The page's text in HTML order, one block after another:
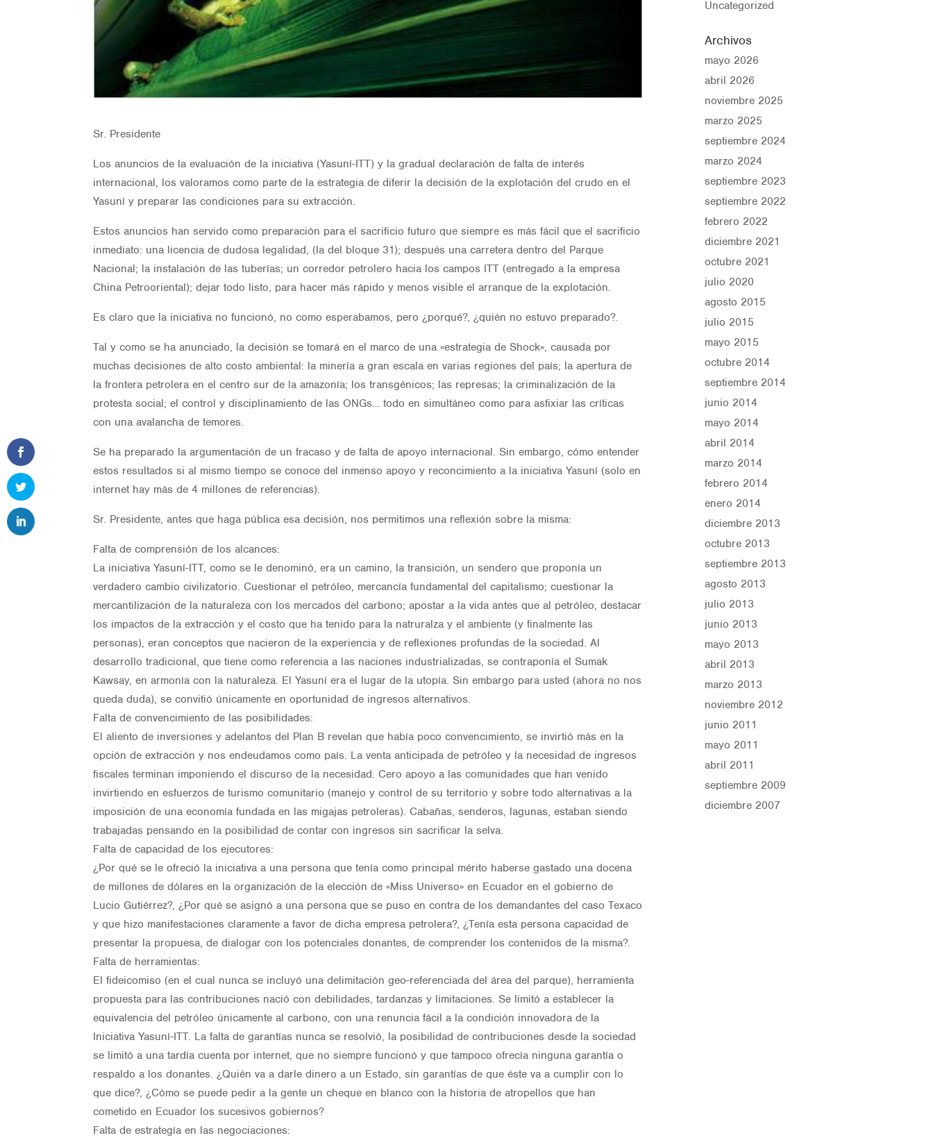
Sr. Presidente
Los anuncios de la evaluación de la iniciativa (Yasuní-ITT) y la gradual declaración de falta de interés
internacional, los valoramos como parte de la estrategia de diferir la decisión de la explotación del crudo en el
Yasuní y preparar las condiciones para su extracción.
Estos anuncios han servido como preparación para el sacrificio futuro que siempre es más fácil que el sacrificio
inmediato: una licencia de dudosa legalidad, (la del bloque 31); después una carretera dentro del Parque
Nacional; la instalación de las tuberías; un corredor petrolero hacia los campos ITT (entregado a la empresa
China Petrooriental); dejar todo listo, para hacer más rápido y menos visible el arranque de la explotación.
Es claro que la iniciativa no funcionó, no como esperabamos, pero ¿porqué?, ¿quién no estuvo preparado?.
Tal y como se ha anunciado, la decisión se tomará en el marco de una «estrategia de Shock», causada por
muchas decisiones de alto costo ambiental: la minería a gran escala en varias regiones del país; la apertura de
la frontera petrolera en el centro sur de la amazonía; los transgénicos; las represas; la criminalización de la
protesta social; el control y disciplinamiento de las ONGs… todo en simultáneo como para asfixiar las críticas
con una avalancha de temores.
Se ha preparado la argumentación de un fracaso y de falta de apoyo internacional. Sin embargo, cómo entender
estos resultados si al mismo tiempo se conoce del inmenso apoyo y reconcimiento a la iniciativa Yasuní (solo en
internet hay más de 4 millones de referencias).
Sr. Presidente, antes que haga pública esa decisión, nos permitimos una reflexión sobre la misma:
Falta de comprensión de los alcances:
La iniciativa Yasuní-ITT, como se le denominó, era un camino, la transición, un sendero que proponía un
verdadero cambio civilizatorio. Cuestionar el petróleo, mercancía fundamental del capitalismo; cuestionar la
mercantilización de la naturaleza con los mercados del carbono; apostar a la vida antes que al petróleo, destacar
los impactos de la extracción y el costo que ha tenido para la natruralza y el ambiente (y finalmente las
personas), eran conceptos que nacieron de la experiencia y de reflexiones profundas de la sociedad. Al
desarrollo tradicional, que tiene como referencia a las naciones industrializadas, se contraponía el Sumak
Kawsay, en armonía con la naturaleza. El Yasuní era el lugar de la utopía. Sin embargo para usted (ahora no nos
queda duda), se convitió únicamente en oportunidad de ingresos alternativos.
Falta de convencimiento de las posibilidades:
El aliento de inversiones y adelantos del Plan B revelan que había poco convencimiento, se invirtió más en la
opción de extracción y nos endeudamos como país. La venta anticipada de petróleo y la necesidad de ingresos
fiscales terminan imponiendo el discurso de la necesidad. Cero apoyo a las comunidades que han venido
invirtiendo en esfuerzos de turismo comunitario (manejo y control de su territorio y sobre todo alternativas a la
imposición de una economía fundada en las migajas petroleras). Cabañas, senderos, lagunas, estaban siendo
trabajadas pensando en la posibilidad de contar con ingresos sin sacrificar la selva.
Falta de capacidad de los ejecutores:
¿Por qué se le ofreció la iniciativa a una persona que tenía como principal mérito haberse gastado una docena
de millones de dólares en la organización de la elección de «Miss Universo» en Ecuador en el gobierno de
Lucio Gutiérrez?, ¿Por qué se asignó a una persona que se puso en contra de los demandantes del caso Texaco
y que hizo manifestaciones claramente a favor de dicha empresa petrolera?, ¿Tenía esta persona capacidad de
presentar la propuesa, de dialogar con los potenciales donantes, de comprender los contenidos de la misma?.
Falta de herramientas:
El fideicomiso (en el cual nunca se incluyó una delimitación geo-referenciada del área del parque), herramienta
propuesta para las contribuciones nació con debilidades, tardanzas y limitaciones. Se limitó a establecer la
equivalencia del petróleo únicamente al carbono, con una renuncia fácil a la condición innovadora de la
Iniciativa Yasuní-ITT. La falta de garantías nunca se resolvió, la posibilidad de contribuciones desde la sociedad
se limitó a una tardía cuenta por internet, que no siempre funcionó y que tampoco ofrecía ninguna garantía o
respaldo a los donantes. ¿Quién va a darle dinero a un Estado, sin garantías de que éste va a cumplir con lo
que dice?, ¿Cómo se puede pedir a la gente un cheque en blanco con la historia de atropellos que han
cometido en Ecuador los sucesivos gobiernos?
Falta de estrategía en las negociaciones:
Uncategorized
Archivos
mayo 2026
abril 2026
noviembre 2025
marzo 2025
septiembre 2024
marzo 2024
septiembre 2023
septiembre 2022
febrero 2022
diciembre 2021
octubre 2021
julio 2020
agosto 2015
julio 2015
mayo 2015
octubre 2014
septiembre 2014
junio 2014
mayo 2014
abril 2014
marzo 2014
febrero 2014
enero 2014
diciembre 2013
octubre 2013
septiembre 2013
agosto 2013
julio 2013
junio 2013
mayo 2013
abril 2013
marzo 2013
noviembre 2012
junio 2011
mayo 2011
abril 2011
septiembre 2009
diciembre 2007